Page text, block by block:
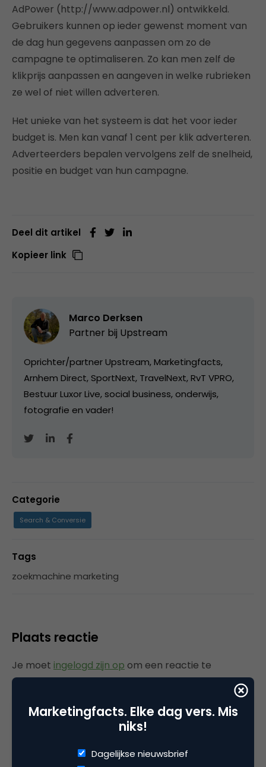
AdPower (http://www.adpower.nl) ontwikkeld.
Gebruikers kunnen op ieder gewenst moment van
de dag hun gegevens aanpassen om zo de
campagne te optimaliseren. Zo kan men zelf de
klikprijs aanpassen en aangeven in welke rubrieken
ze wel of niet willen adverteren.
Het unieke van het systeem is dat het voor ieder
budget is. Men kan vanaf 1 cent per klik adverteren.
Adverteerders bepalen vervolgens zelf de snelheid,
positie en budget van hun campagne.
Deel dit artikel
Kopieer link
Marco Derksen
Partner bij Upstream
Oprichter/partner Upstream, Marketingfacts,
Arnhem Direct, SportNext, TravelNext, RvT VPRO,
Bestuur Luxor Live, social business, onderwijs,
fotografie en vader!
Categorie
Search & Conversie
Tags
zoekmachine marketing
Plaats reactie
Je moet ingelogd zijn op om een reactie te
plaatsen.
Gerelateerde artikelen
Marketingfacts. Elke dag vers. Mis
niks!
Dagelijkse nieuwsbrief